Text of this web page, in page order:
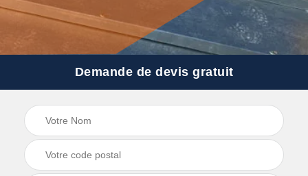
Demande de devis gratuit